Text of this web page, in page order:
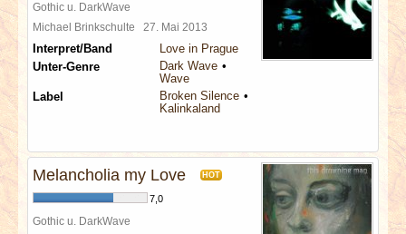
Gothic u. DarkWave
Michael Brinkschulte 27. Mai 2013
Interpret/Band
Love in Prague
Unter-Genre
Dark Wave
Wave
Label
Broken Silence
Kalinkaland
Melancholia my Love HOT
7,0
Gothic u. DarkWave